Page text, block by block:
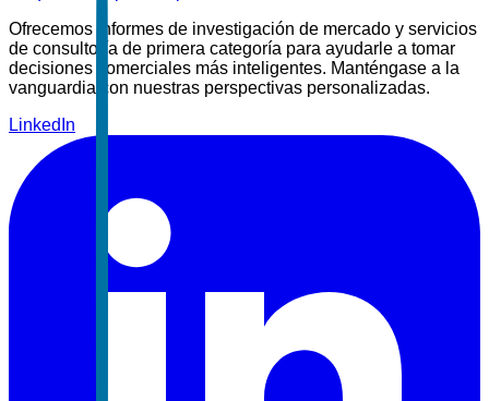
Ofrecemos informes de investigación de mercado y servicios
de consultoría de primera categoría para ayudarle a tomar
decisiones comerciales más inteligentes. Manténgase a la
vanguardia con nuestras perspectivas personalizadas.
LinkedIn